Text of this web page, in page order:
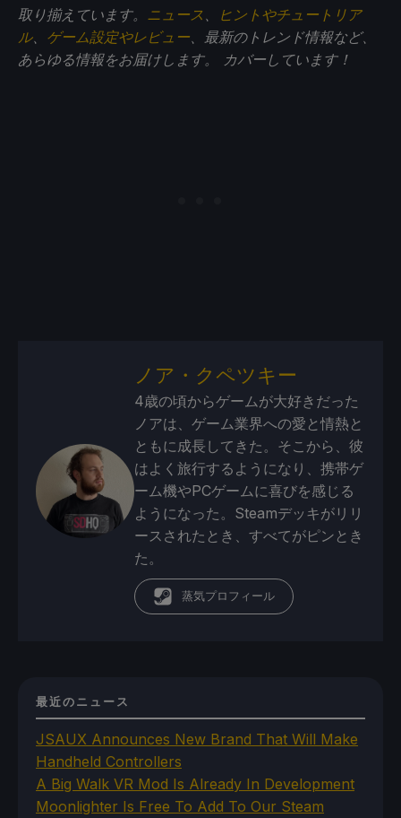
取り揃えています。 ニュース
ヒントやチュートリア
ル、 ゲーム設定やレビュー 、最新のトレンド情報など、
あらゆる情報をお届けします。
カバーしています！
ノア・クペツキー
4歳の頃からゲームが大好きだった
ノアは、ゲーム業界への愛と情熱と
ともに成長してきた。そこから、彼
はよく旅行するようになり、携帯ゲ
ーム機やPCゲームに喜びを感じる
ようになった。Steamデッキがリリ
ースされたとき、すべてがピンとき
た。
蒸気プロフィール
最近のニュース
JSAUX Announces New Brand That Will Make
Handheld Controllers
A Big Walk VR Mod Is Already In Development
Moonlighter Is Free To Add To Our Steam